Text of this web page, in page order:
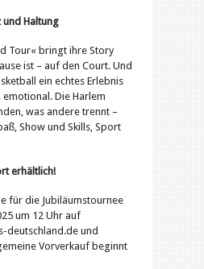
und Haltung
Tour« bringt ihre Story
ist – auf den Court. Und
ein echtes Erlebnis
Die Harlem
was andere trennt –
Show und Skills, Sport
erhältlich!
für die Jubiläumstournee
um 12 Uhr auf
deutschland.de und
Vorverkauf beginnt